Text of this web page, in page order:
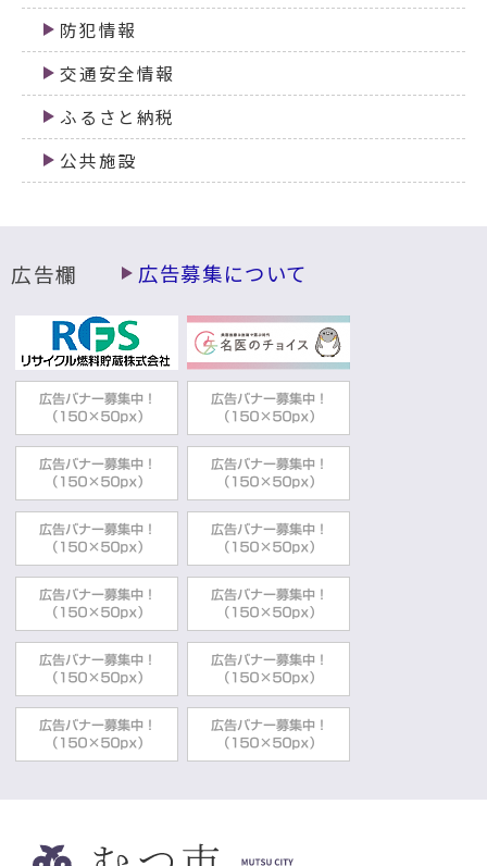
防犯情報
交通安全情報
ふるさと納税
公共施設
広告欄 広告募集について